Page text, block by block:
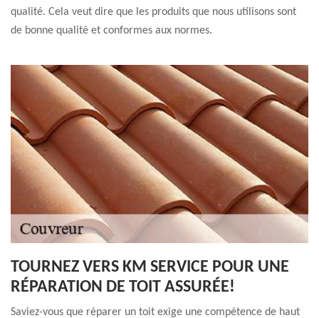
qualité. Cela veut dire que les produits que nous utilisons sont
de bonne qualité et conformes aux normes.
TOURNEZ VERS KM SERVICE POUR UNE
RÉPARATION DE TOIT ASSURÉE!
Saviez-vous que réparer un toit exige une compétence de haut